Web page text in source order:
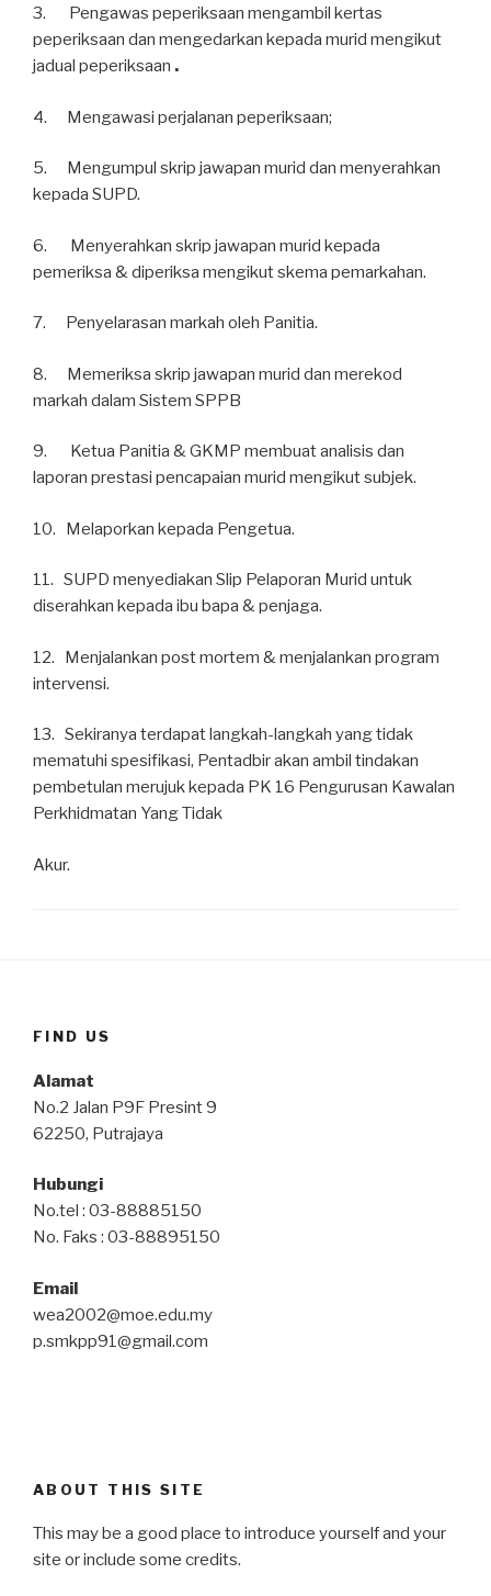
3. Pengawas peperiksaan mengambil kertas
peperiksaan dan mengedarkan kepada murid mengikut
jadual peperiksaan .
4. Mengawasi perjalanan peperiksaan;
5. Mengumpul skrip jawapan murid dan menyerahkan
kepada SUPD.
6. Menyerahkan skrip jawapan murid kepada
pemeriksa & diperiksa mengikut skema pemarkahan.
7. Penyelarasan markah oleh Panitia.
8. Memeriksa skrip jawapan murid dan merekod
markah dalam Sistem SPPB
9. Ketua Panitia & GKMP membuat analisis dan
laporan prestasi pencapaian murid mengikut subjek.
10. Melaporkan kepada Pengetua.
11. SUPD menyediakan Slip Pelaporan Murid untuk
diserahkan kepada ibu bapa & penjaga.
12. Menjalankan post mortem & menjalankan program
intervensi.
13. Sekiranya terdapat langkah-langkah yang tidak
mematuhi spesifikasi, Pentadbir akan ambil tindakan
pembetulan merujuk kepada PK 16 Pengurusan Kawalan
Perkhidmatan Yang Tidak
Akur.
FIND US
Alamat
No.2 Jalan P9F Presint 9
62250, Putrajaya
Hubungi
No.tel : 03-88885150
No. Faks : 03-88895150
Email
wea2002@moe.edu.my
p.smkpp91@gmail.com
ABOUT THIS SITE
This may be a good place to introduce yourself and your
site or include some credits.